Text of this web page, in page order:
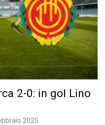
2-0: in gol Lino
2025